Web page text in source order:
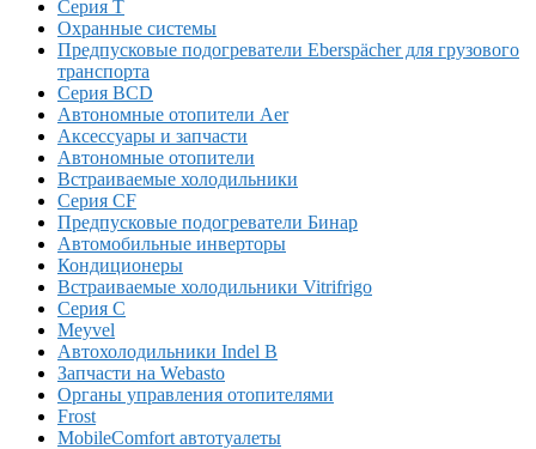
Серия T
Охранные системы
Предпусковые подогреватели Eberspächer для грузового
транспорта
Серия BCD
Автономные отопители Аer
Аксессуары и запчасти
Автономные отопители
Встраиваемые холодильники
Серия CF
Предпусковые подогреватели Бинар
Автомобильные инверторы
Кондиционеры
Встраиваемые холодильники Vitrifrigo
Серия C
Meyvel
Автохолодильники Indel B
Запчасти на Webasto
Органы управления отопителями
Frost
MobileComfort автотуалеты